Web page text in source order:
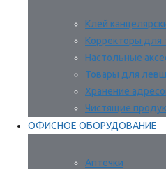
Клей
Корректоры для
Настольные
Товары для
Хранение
Чистящие
ОФИСНОЕ ОБОРУДОВАНИЕ
Аптечки